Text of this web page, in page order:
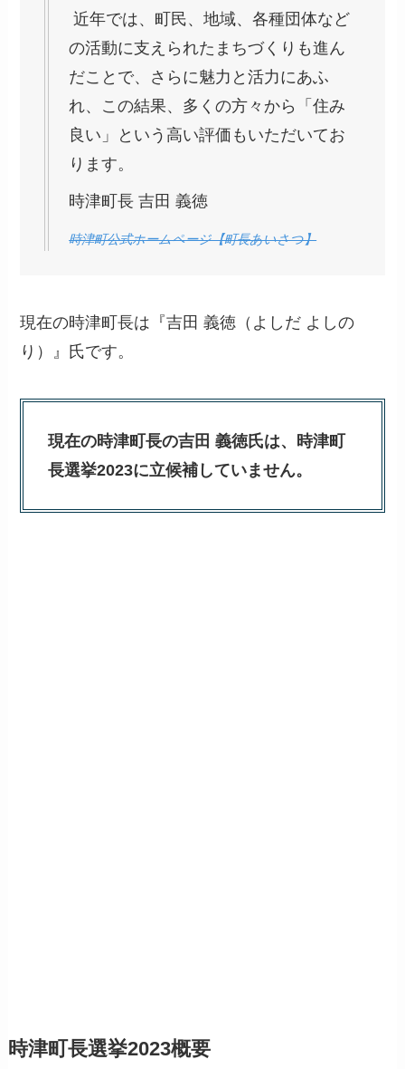
近年では、町民、地域、各種団体など
の活動に支えられたまちづくりも進ん
だことで、さらに魅力と活力にあふ
れ、この結果、多くの方々から「住み
良い」という高い評価もいただいてお
ります。
時津町長 吉田 義徳
時津町公式ホームページ【町長あいさつ】
現在の時津町長は『吉田 義徳（よしだ よしの
り）』氏です。
現在の時津町長の吉田 義徳氏は、時津町
長選挙2023に立候補していません。
時津町長選挙2023概要